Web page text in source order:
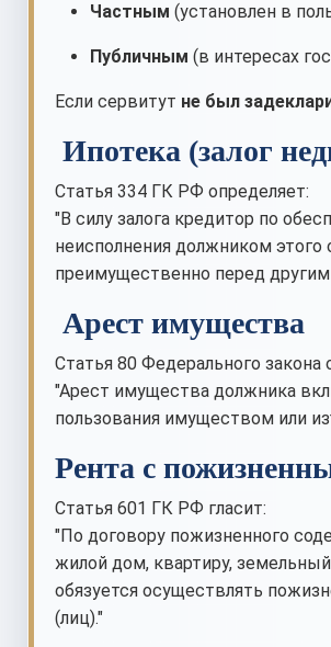
Частным (установлен в
Публичным (в интересах
Если сервитут не был
Ипотека (залог
Статья 334 ГК РФ определяет:
"В силу залога кредитор по
неисполнения должником этого
преимущественно перед
Арест имущества
Статья 80 Федерального
"Арест имущества должника
пользования имуществом или
Рента с
Статья 601 ГК РФ гласит:
"По договору пожизненного
жилой дом, квартиру,
обязуется осуществлять
(лиц)."